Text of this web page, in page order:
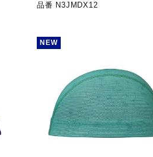
品番 N3JMDX12
NEW